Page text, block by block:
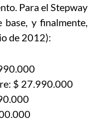
Para el Stepway
y finalmente,
de 2012):
$ 27.990.000